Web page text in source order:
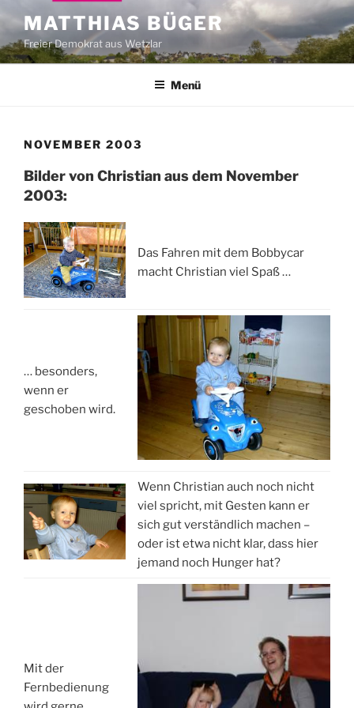
Inhalt
springen
MATTHIAS BÜGER
Freier Demokrat aus Wetzlar
Menü
NOVEMBER 2003
Bilder von Christian aus dem November
2003:
Das Fahren mit dem Bobbycar
macht Christian viel Spaß …
… besonders,
wenn er
geschoben wird.
Wenn Christian auch noch nicht
viel spricht, mit Gesten kann er
sich gut verständlich machen –
oder ist etwa nicht klar, dass hier
jemand noch Hunger hat?
Mit der
Fernbedienung